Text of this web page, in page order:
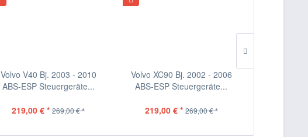
Volvo V40 Bj. 2003 - 2010
ABS-ESP Steuergeräte...
219,00 € * 269,00 € *
Volvo XC90 Bj. 2002 - 2006
ABS-ESP Steuergeräte...
219,00 € * 269,00 € *